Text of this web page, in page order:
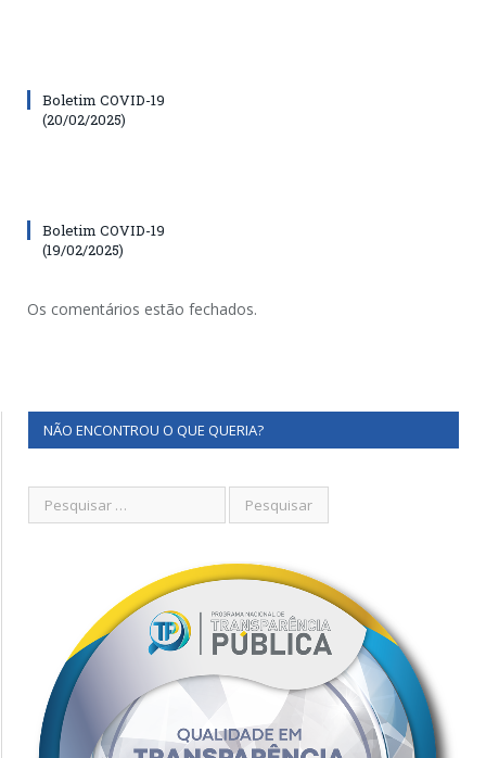
Boletim COVID-19
(20/02/2025)
Boletim COVID-19
(19/02/2025)
Os comentários estão fechados.
NÃO ENCONTROU O QUE QUERIA?